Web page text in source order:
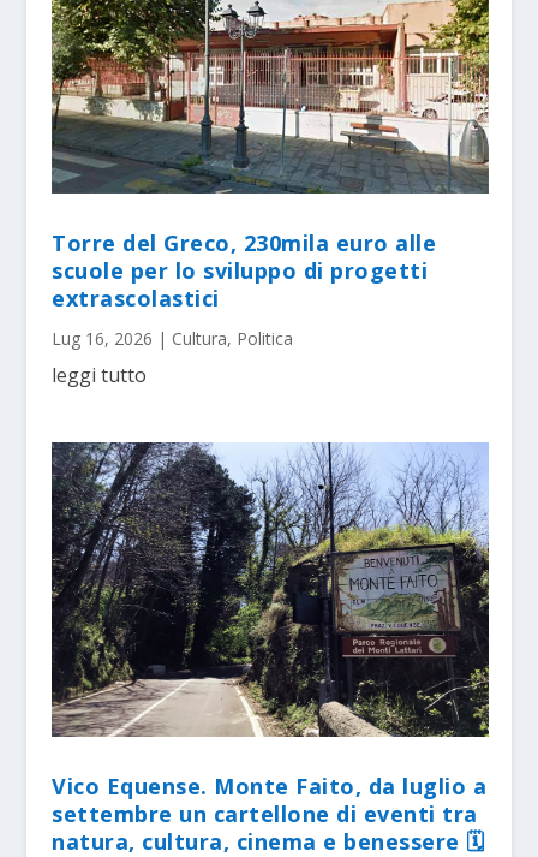
Torre del Greco, 230mila euro alle
scuole per lo sviluppo di progetti
extrascolastici
Lug 16, 2026 | Cultura, Politica
leggi tutto
Vico Equense. Monte Faito, da luglio a
settembre un cartellone di eventi tra
natura, cultura, cinema e benessere 🗓